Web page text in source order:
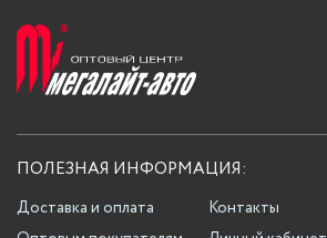
ПОЛЕЗНАЯ ИНФОРМАЦИЯ:
Доставка и оплата
Контакты